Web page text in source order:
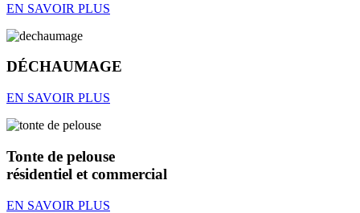
EN SAVOIR PLUS
DÉCHAUMAGE
EN SAVOIR PLUS
Tonte de pelouse
résidentiel et commercial
EN SAVOIR PLUS